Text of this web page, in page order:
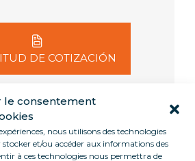
le consentement
nous utilisons des technologies
stocker et/ou accéder aux informations des
à ces technologies nous permettra de
DE COTIZACIÓN